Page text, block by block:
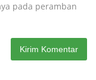
pada peramban